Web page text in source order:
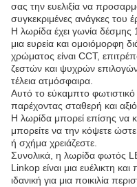
σας την ευελιξία να
συγκεκριμένες ανάγκες του
Η λωρίδα έχει γωνία δέσμης
μια ευρεία και ομοιόμορφη
χρώματος είναι CCT,
ζεστών και ψυχρών
τέλεια ατμόσφαιρα.
Αυτό το εύκαμπτο φωτιστικό
παρέχοντας σταθερή και
Η λωρίδα μπορεί επίσης να
μπορείτε να την κόψετε
ή σχήμα χρειάζεστε.
Συνολικά, η λωρίδα φωτός
Linkop είναι μια ευέλικτη
ιδανική για μια ποικιλία